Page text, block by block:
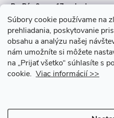
Súbory cookie používame na
prehliadania, poskytovanie
obsahu a analýzu našej
nám umožníte si môžete
na „Prijať všetko“ súhlasíte s
cookie. Viac informácií >>
Po-Pá : 9,oo - 17,oo hod
So : 9,oo - 12,oo | Ne : Zavřeno
Kontaktní formulář